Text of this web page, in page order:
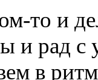
то и
и рад с
в